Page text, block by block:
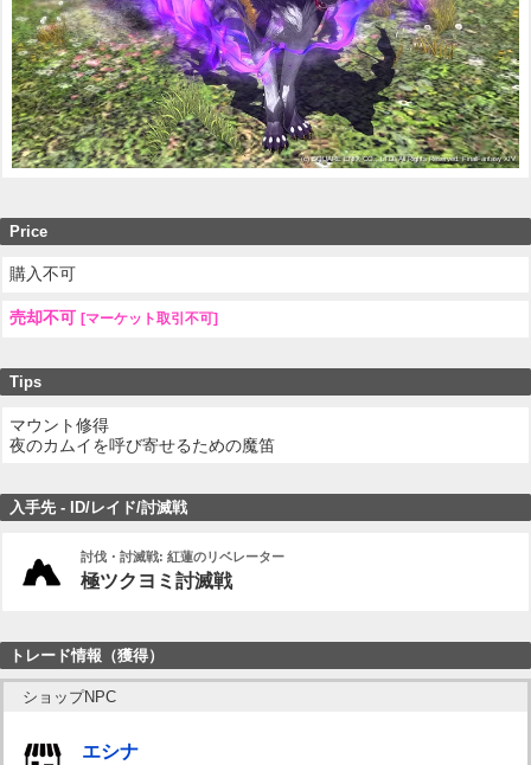
Price
購入不可
売却不可 [マーケット取引不可]
Tips
マウント修得
夜のカムイを呼び寄せるための魔笛
入手先 - ID/レイド/討滅戦
討伐・討滅戦: 紅蓮のリベレーター
極ツクヨミ討滅戦
トレード情報（獲得）
ショップNPC
エシナ